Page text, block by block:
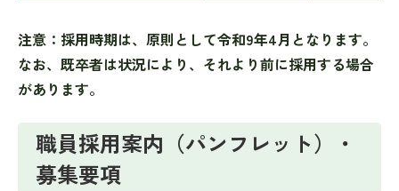
注意：採用時期は、原則として令和9年4月となります。
なお、既卒者は状況により、それより前に採用する場合
があります。
職員採用案内（パンフレット）・
募集要項